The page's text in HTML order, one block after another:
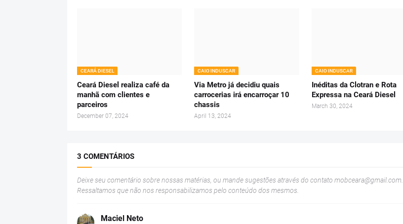
CEARÁ DIESEL
Ceará Diesel realiza café da
manhã com clientes e
parceiros
December 07, 2024
CAIO INDUSCAR
Via Metro já decidiu quais
carrocerias irá encarroçar 10
chassis
April 13, 2024
CAIO INDUSCAR
Inéditas da Clotran e Rota
Expressa na Ceará Diesel
March 30, 2024
3 COMENTÁRIOS
Deixe seu comentário sobre nossas matérias, ou mande sugestões através do contato mobceara@gmail.com.
Ressaltamos que não nos responsabilizamos pelo conteúdo dos mesmos.
Maciel Neto